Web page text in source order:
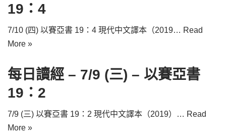
19：4
7/10 (四) 以賽亞書 19：4 現代中文譯本（2019… Read
More »
每日讀經 – 7/9 (三) – 以賽亞書
19：2
7/9 (三) 以賽亞書 19：2 現代中文譯本（2019）… Read
More »